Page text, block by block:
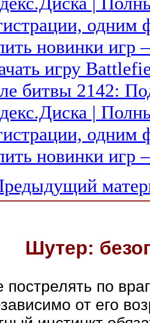
одним
новинки
игру
битвы 2142:
|
одним
новинки
Шутер:
по
от его